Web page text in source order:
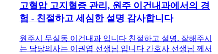
고혈압 고지혈증 관리, 원주 이건내과에서의 경
험 - 친절하고 세심한 설명 감사합니다
원주시 무실동 이건내과 입니다 친절하고 설명. 잘해주시
는 담당의사는 이권엽 선생님 입니다 간호사 선생님 께서